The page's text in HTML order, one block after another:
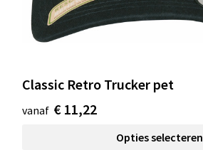
Classic Retro Trucker pet
vanaf € 11,22
Opties selecteren